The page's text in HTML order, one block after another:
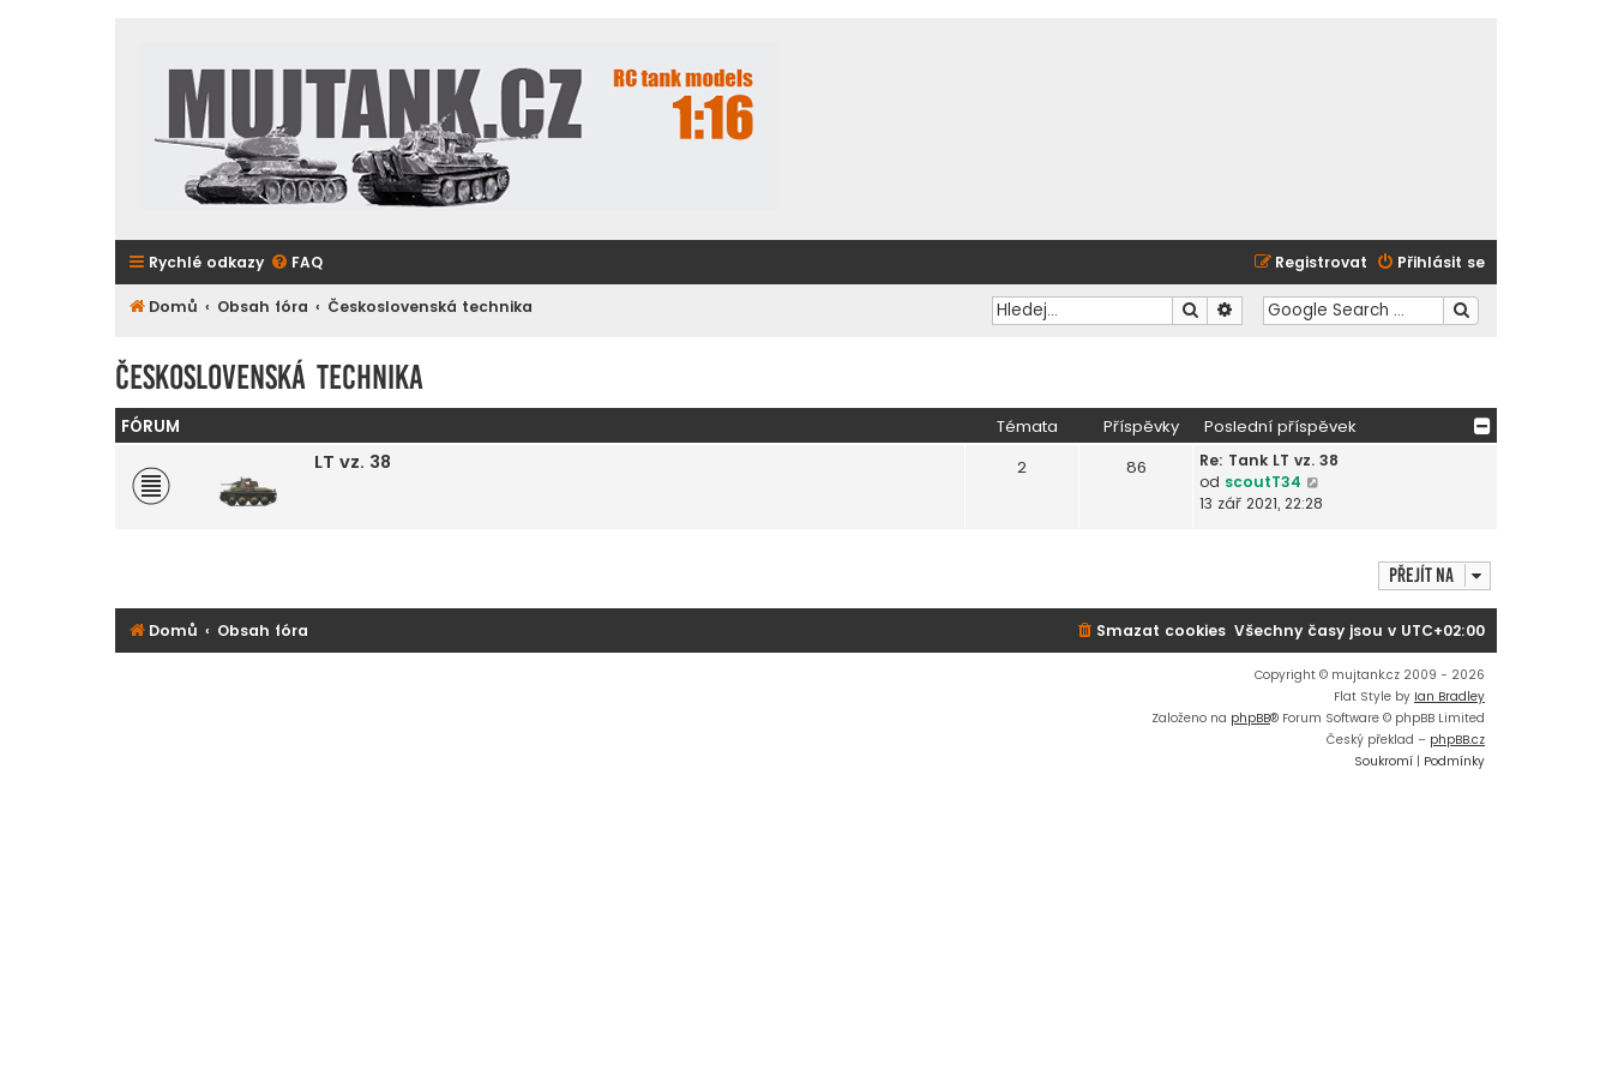
Rychlé odkazy FAQ Přihlásit se
Registrovat
Domů Obsah fóra Československá technika Hledat Pokročilé hledání
Československá technika
FÓRUM Témata Příspěvky Poslední příspěvek
LT vz. 38 2 86
Re: Tank LT vz. 38
od scoutT34
o
i
t
p
o
l
e
13 zář 2021, 22:28
Přejít na
Domů Obsah fóra Všechny časy jsou v UTC+02:00
Smazat cookies
Copyright © mujtank.cz 2009 - 2026
Flat Style by Ian Bradley
Založeno na phpBB® Forum Software © phpBB Limited
Český překlad – phpBB.cz
Soukromí | Podmínky